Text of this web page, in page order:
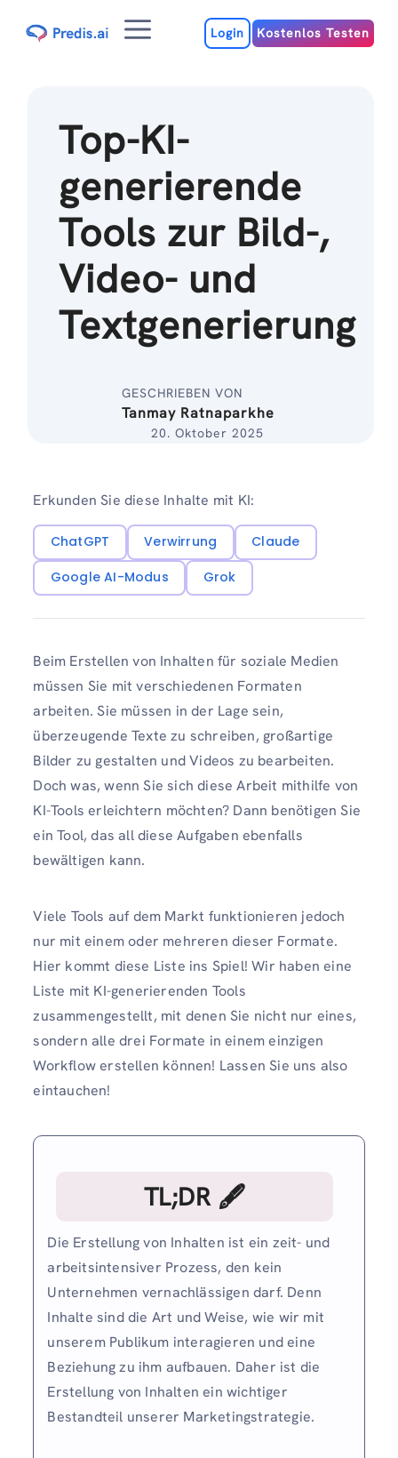
Inhalt
MenuLogin Kostenlos Testen
Top-KI-
generierende
Tools zur Bild-,
Video- und
Textgenerierung
GESCHRIEBEN VON
Tanmay Ratnaparkhe
20. Oktober 2025
Erkunden Sie diese Inhalte mit KI:
ChatGPT Verwirrung
Claude
Google AI-Modus
Grok
Beim Erstellen von Inhalten für soziale Medien
müssen Sie mit verschiedenen Formaten
arbeiten. Sie müssen in der Lage sein,
überzeugende Texte zu schreiben, großartige
Bilder zu gestalten und Videos zu bearbeiten.
Doch was, wenn Sie sich diese Arbeit mithilfe von
KI-Tools erleichtern möchten? Dann benötigen Sie
ein Tool, das all diese Aufgaben ebenfalls
bewältigen kann.
Viele Tools auf dem Markt funktionieren jedoch
nur mit einem oder mehreren dieser Formate.
Hier kommt diese Liste ins Spiel! Wir haben eine
Liste mit KI-generierenden Tools
zusammengestellt, mit denen Sie nicht nur eines,
sondern alle drei Formate in einem einzigen
Workflow erstellen können! Lassen Sie uns also
eintauchen!
TL;DR 🖋
Die Erstellung von Inhalten ist ein zeit- und
arbeitsintensiver Prozess, den kein
Unternehmen vernachlässigen darf. Denn
Inhalte sind die Art und Weise, wie wir mit
unserem Publikum interagieren und eine
Beziehung zu ihm aufbauen. Daher ist die
Erstellung von Inhalten ein wichtiger
Bestandteil unserer Marketingstrategie.